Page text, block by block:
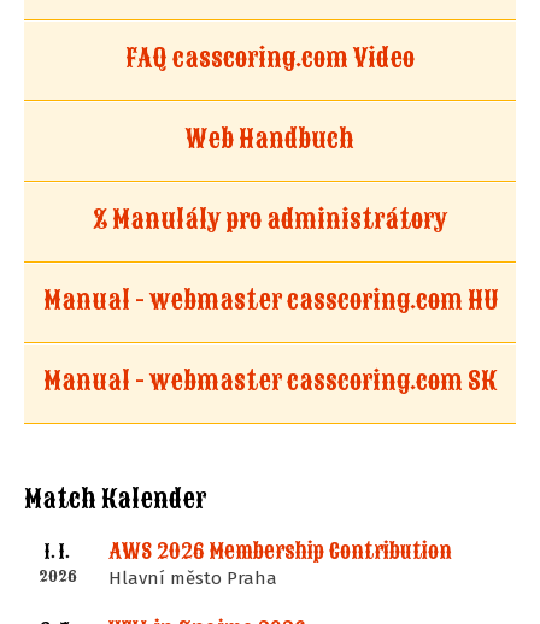
FAQ casscoring.com Video
Web Handbuch
Z Manulály pro administrátory
Manual - webmaster casscoring.com HU
Manual - webmaster casscoring.com SK
Match Kalender
1. 1.
2026
AWS 2026 Membership Contribution
Hlavní město Praha